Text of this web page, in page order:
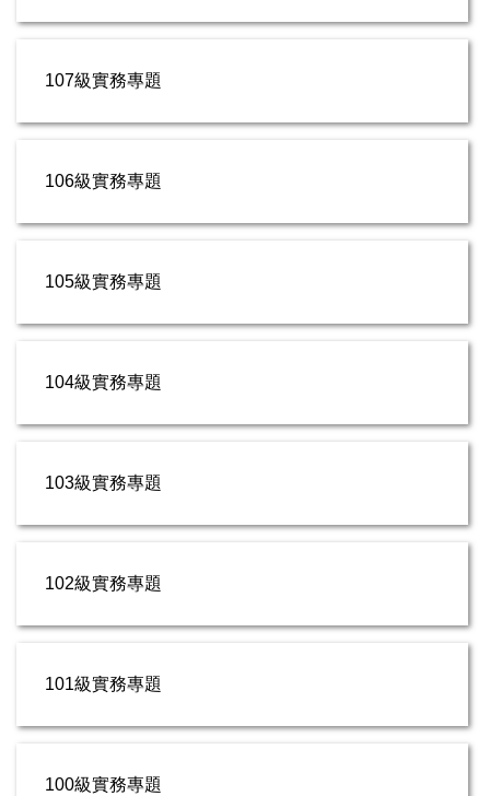
107級實務專題
106級實務專題
105級實務專題
104級實務專題
103級實務專題
102級實務專題
101級實務專題
100級實務專題